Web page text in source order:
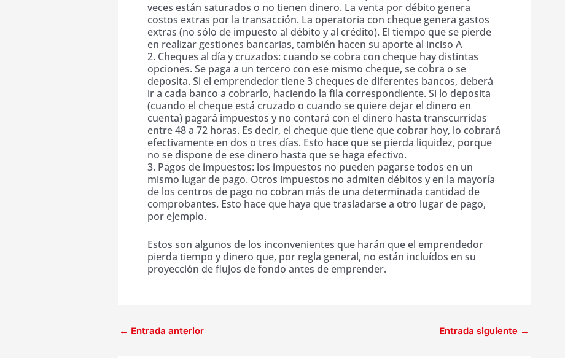
veces están saturados o no tienen dinero. La venta por débito genera
costos extras por la transacción. La operatoria con cheque genera gastos
extras (no sólo de impuesto al débito y al crédito). El tiempo que se pierde
en realizar gestiones bancarias, también hacen su aporte al inciso A
2. Cheques al día y cruzados: cuando se cobra con cheque hay distintas
opciones. Se paga a un tercero con ese mismo cheque, se cobra o se
deposita. Si el emprendedor tiene 3 cheques de diferentes bancos, deberá
ir a cada banco a cobrarlo, haciendo la fila correspondiente. Si lo deposita
(cuando el cheque está cruzado o cuando se quiere dejar el dinero en
cuenta) pagará impuestos y no contará con el dinero hasta transcurridas
entre 48 a 72 horas. Es decir, el cheque que tiene que cobrar hoy, lo cobrará
efectivamente en dos o tres días. Esto hace que se pierda liquidez, porque
no se dispone de ese dinero hasta que se haga efectivo.
3. Pagos de impuestos: los impuestos no pueden pagarse todos en un
mismo lugar de pago. Otros impuestos no admiten débitos y en la mayoría
de los centros de pago no cobran más de una determinada cantidad de
comprobantes. Esto hace que haya que trasladarse a otro lugar de pago,
por ejemplo.
Estos son algunos de los inconvenientes que harán que el emprendedor
pierda tiempo y dinero que, por regla general, no están incluídos en su
proyección de flujos de fondo antes de emprender.
← Entrada anterior Entrada siguiente →